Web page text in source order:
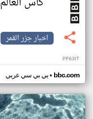
اخبار جزر القمر
PF63IT
بي بي سي عربي• bbc.com